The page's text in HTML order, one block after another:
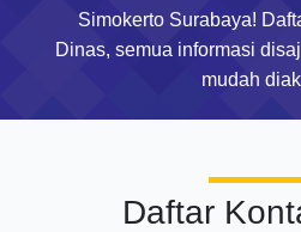
Simokerto Surabaya!
Dinas, semua informasi
mudah
Daftar